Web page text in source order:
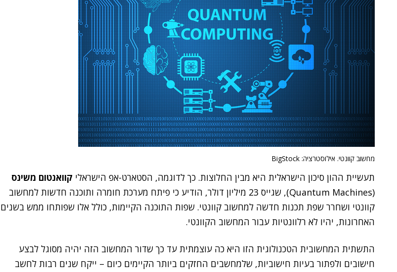
מחשוב קוונטי. אילוסטרציה: BigStock
תעשיית ההון סיכון הישראלית היא מבין החלוצות. כך לדוגמה, הסטארט-אפ הישראלי קוואנטום משינס
(Quantum Machines),
שגייס 23 מיליון דולר, הודיע כי פיתח מערכת חומרה ותוכנה חדשות למחשוב
קוונטי ושחרר שפת תכנות חדשה למחשוב קוונטי. שפות התוכנה הקיימות, כולל אלו שפותחו ממש בשנים
האחרונות, יהיו לא רלוונטיות עבור המחשוב הקוונטי.
התשתית המחשובית הטכנולוגית הזו היא כה עוצמתית עד כך שדור המחשוב הזה יהיה מסוגל לבצע
חישובים ולפתור בעיות חישוביות, שלמחשבים החזקים ביותר הקיימים כיום – ייקח שנים רבות לחשב